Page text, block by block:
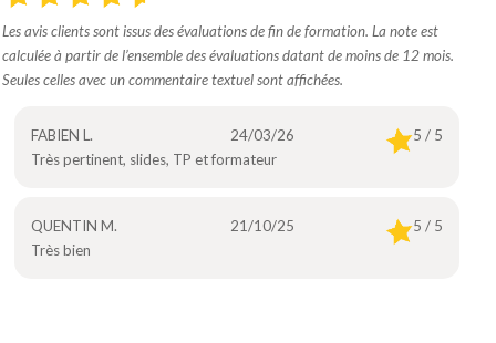
Les avis clients sont issus des évaluations de fin de formation. La note est
calculée à partir de l’ensemble des évaluations datant de moins de 12 mois.
Seules celles avec un commentaire textuel sont affichées.
FABIEN L. 24/03/26
5 / 5
Très pertinent, slides, TP et formateur
QUENTIN M. 21/10/25
5 / 5
Très bien